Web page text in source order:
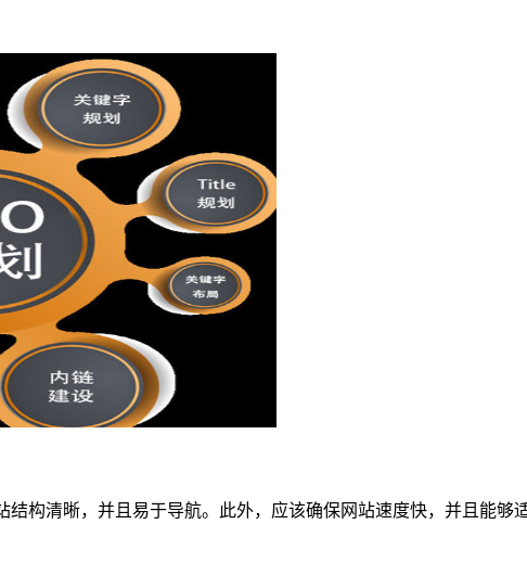
结构清晰，并且易于导航。此外，应该确保网站速度快，并且能够